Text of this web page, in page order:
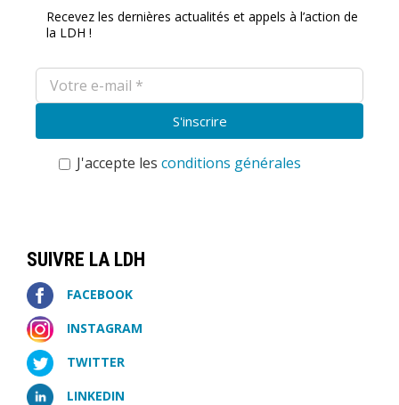
Recevez les dernières actualités et appels à l’action de
la LDH !
J'accepte les conditions générales
SUIVRE LA LDH
FACEBOOK
INSTAGRAM
TWITTER
LINKEDIN